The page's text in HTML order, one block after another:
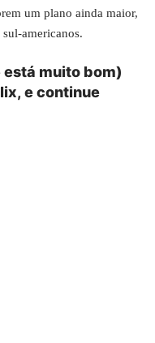
um plano ainda maior,
americanos.
muito bom)
e continue